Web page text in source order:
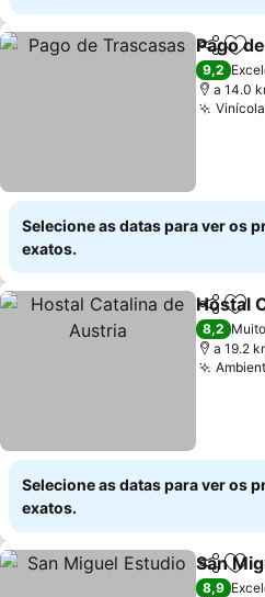
Partilhar
Pago
9,2
a 14.0
Selecione as datas para ver os
exatos.
Partilhar
Hostal
8,2
a 19.2
Selecione as datas para ver os
exatos.
Partilhar
San
8,9